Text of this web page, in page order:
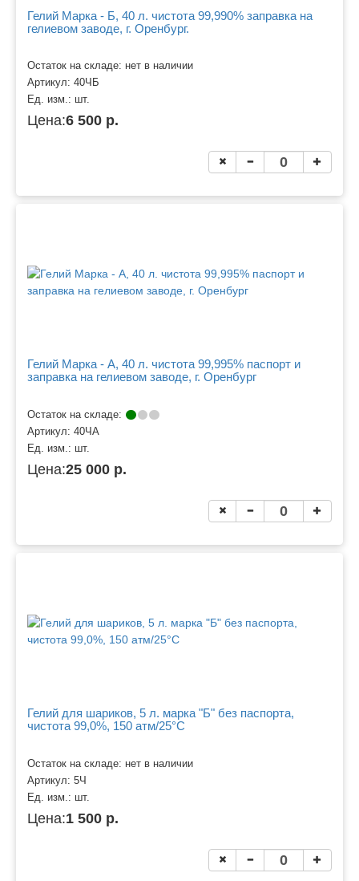
Гелий Марка - Б, 40 л. чистота 99,990% заправка на
гелиевом заводе, г. Оренбург.
Остаток на складе: нет в наличии
Артикул: 40ЧБ
Ед. изм.: шт.
Цена:6 500 р.
Гелий Марка - А, 40 л. чистота 99,995% паспорт и
заправка на гелиевом заводе, г. Оренбург
Остаток на складе:
Артикул: 40ЧА
Ед. изм.: шт.
Цена:25 000 р.
Гелий для шариков, 5 л. марка "Б" без паспорта,
чистота 99,0%, 150 атм/25°C
Остаток на складе: нет в наличии
Артикул: 5Ч
Ед. изм.: шт.
Цена:1 500 р.